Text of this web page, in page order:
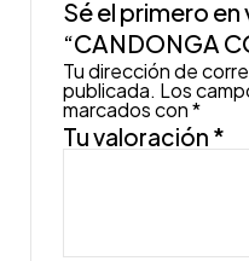
Sé el primero en
“CANDONGA
Tu dirección de
publicada. Los
marcados con*
Tu valoración *